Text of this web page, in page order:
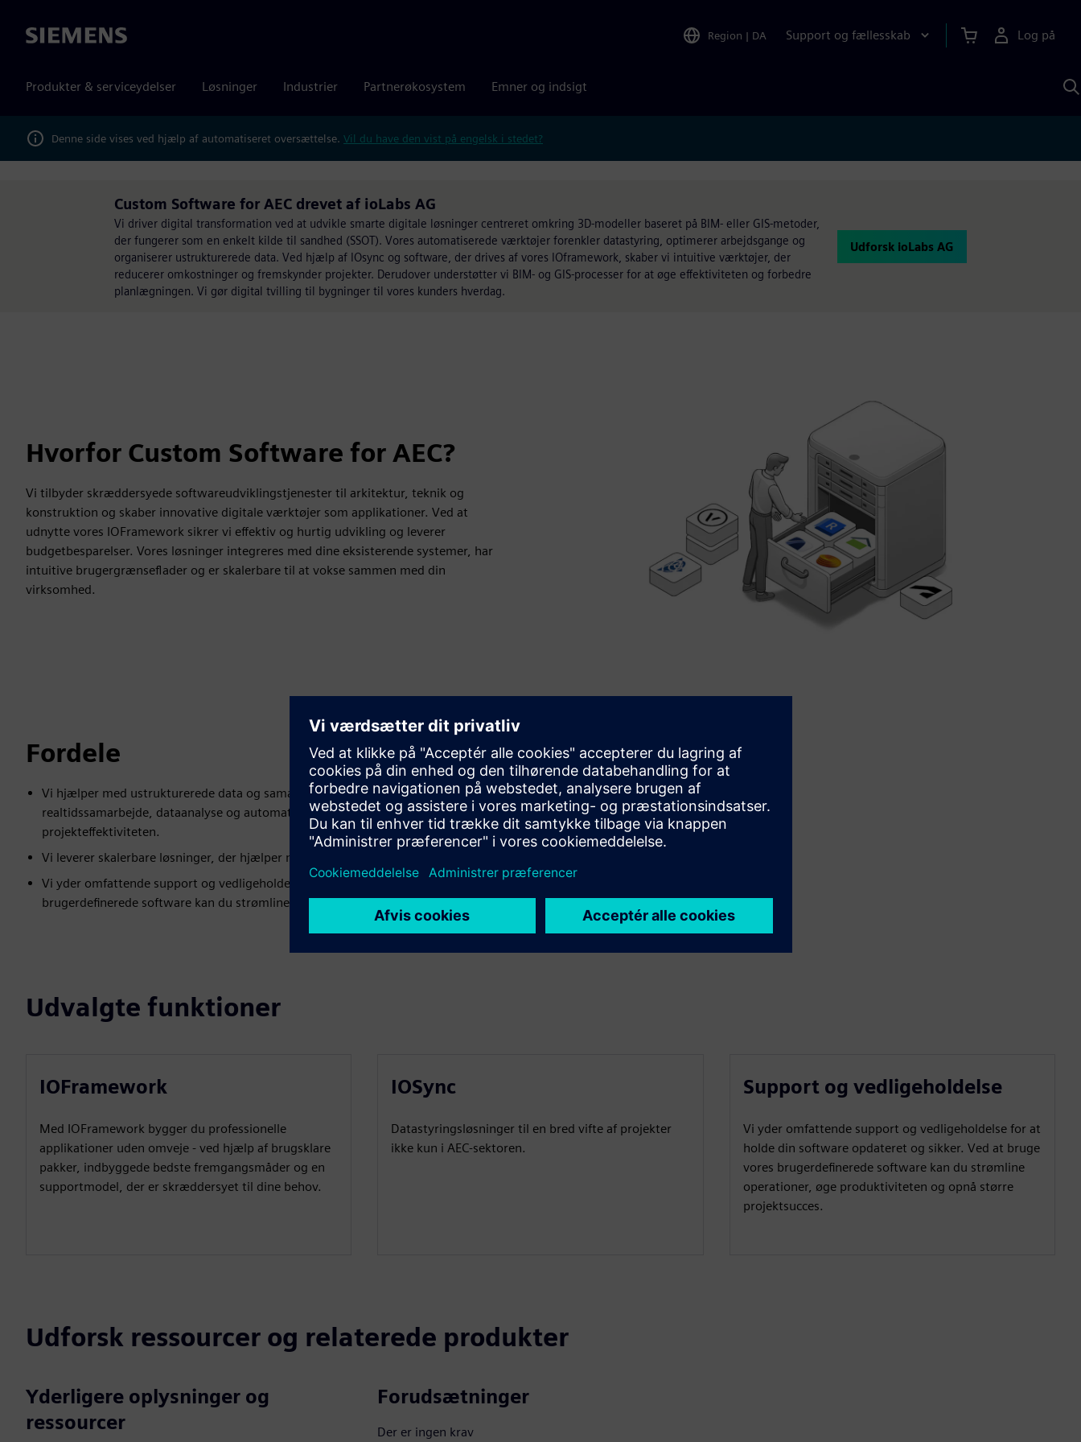
Siemens Region | DA Support og fællesskab Log på
Produkter & serviceydelser Løsninger Industrier Partnerøkosystem Emner og indsigt
Denne side vises ved hjælp af automatiseret oversættelse. Vil du have den vist på engelsk i stedet?
Custom Software for AEC drevet af ioLabs AG
Vi driver digital transformation ved at udvikle smarte digitale løsninger centreret omkring 3D-modeller baseret på BIM- eller GIS-metoder,
der fungerer som en enkelt kilde til sandhed (SSOT). Vores automatiserede værktøjer forenkler datastyring, optimerer arbejdsgange og
organiserer ustrukturerede data. Ved hjælp af IOsync og software, der drives af vores IOframework, skaber vi intuitive værktøjer, der
reducerer omkostninger og fremskynder projekter. Derudover understøtter vi BIM- og GIS-processer for at øge effektiviteten og forbedre
planlægningen. Vi gør digital tvilling til bygninger til vores kunders hverdag.
Udforsk ioLabs AG
Hvorfor Custom Software for AEC?
Vi tilbyder skræddersyede softwareudviklingstjenester til arkitektur, teknik og
konstruktion og skaber innovative digitale værktøjer som applikationer. Ved at
udnytte vores IOFramework sikrer vi effektiv og hurtig udvikling og leverer
budgetbesparelser. Vores løsninger integreres med dine eksisterende systemer, har
intuitive brugergrænseflader og er skalerbare til at vokse sammen med din
virksomhed.
Fordele
Vi hjælper med ustrukturerede data og samarbejdshuller. Vi inkorporerer de nyeste teknologier for at muliggøre
realtidssamarbejde, dataanalyse og automatiserede arbejdsgange, hvilket forbedrer produktiviteten og
projekteffektiviteten.
Vi leverer skalerbare løsninger, der hjælper med at opnå effektivitet og bedre resultater
Vi yder omfattende support og vedligeholdelse for at holde din software opdateret og sikker. Ved at bruge vores
brugerdefinerede software kan du strømline operationer, øge produktiviteten og opnå større projektsucces.
Udvalgte funktioner
IOFramework
Med IOFramework bygger du professionelle
applikationer uden omveje - ved hjælp af brugsklare
pakker, indbyggede bedste fremgangsmåder og en
supportmodel, der er skræddersyet til dine behov.
IOSync
Datastyringsløsninger til en bred vifte af projekter
ikke kun i AEC-sektoren.
Support og vedligeholdelse
Vi yder omfattende support og vedligeholdelse for at
holde din software opdateret og sikker. Ved at bruge
vores brugerdefinerede software kan du strømline
operationer, øge produktiviteten og opnå større
projektsucces.
Udforsk ressourcer og relaterede produkter
Yderligere oplysninger og
ressourcer
Forudsætninger
Der er ingen krav